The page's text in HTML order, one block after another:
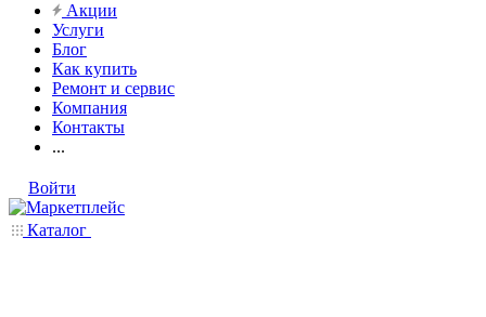
Акции
Услуги
Блог
Как купить
Ремонт и сервис
Компания
Контакты
...
Войти
Каталог